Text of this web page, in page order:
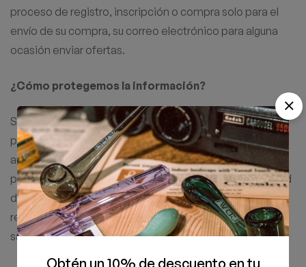
proceso de registro, inscripción o compra solo para el
envío de su compra, su correo electrónico para alguna
ocasión enviar ofertas.
¿Cómo protegemos la información?
Se debe aclarar que ninguna transmisión por Internet
puede garantizar tu seguridad al 100%, por lo tanto,
aunque nos esforcemos en proteger tu información
personal, no se puede asegurar ni garantizar la seguridad
de la transmisión de ninguna información. Una vez
recibidos los datos, haremos todo lo posible por
salvaguardar la información en nuestro servidor.
Obtén un 10% de descuento en tu